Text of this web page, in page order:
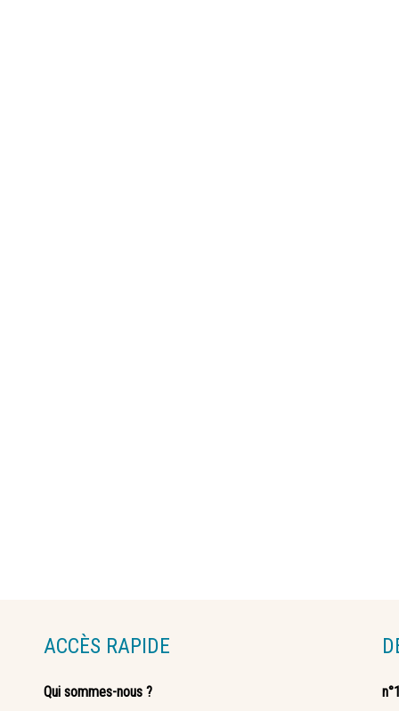
ACCÈS RAPIDE
Qui sommes-nous ?